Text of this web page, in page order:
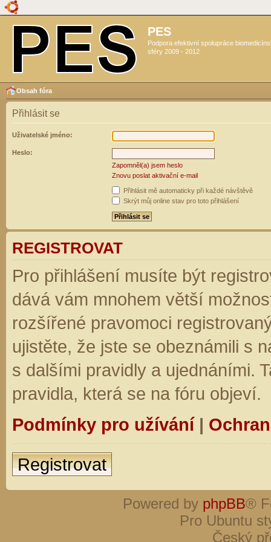
PES
Podpora efektivní spolupráce
sféry 2009 - 2012
Obsah fóra
Přihlásit se
Uživatelské jméno:
Heslo:
Zapomněl(a) jsem heslo
Znovu poslat aktivační e-mail
Přihlásit mě automaticky při každé návštěvě
Skrýt můj online stav pro toto přihlášení
REGISTROVAT
Pro přihlášení musíte být
dává vám mnohem větší
rozšířené pravomoci
ujistěte, že jste se obeznámili s
s dalšími pravidly a ujednáními.
pravidla, která se na fóru objeví.
Podmínky pro užívání|
Registrovat
Powered by phpBB®
Pro Ubuntu
Český